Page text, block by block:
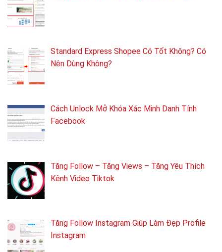
Standard Express Shopee Có Tốt Không? Có
Nên Dùng Không?
Cách Unlock Mở Khóa Xác Minh Danh Tính
Facebook
Tăng Follow – Tăng Views – Tăng Yêu Thích
Kênh Video Tiktok
Tăng Follow Instagram Giúp Làm Đẹp Profile
Instagram